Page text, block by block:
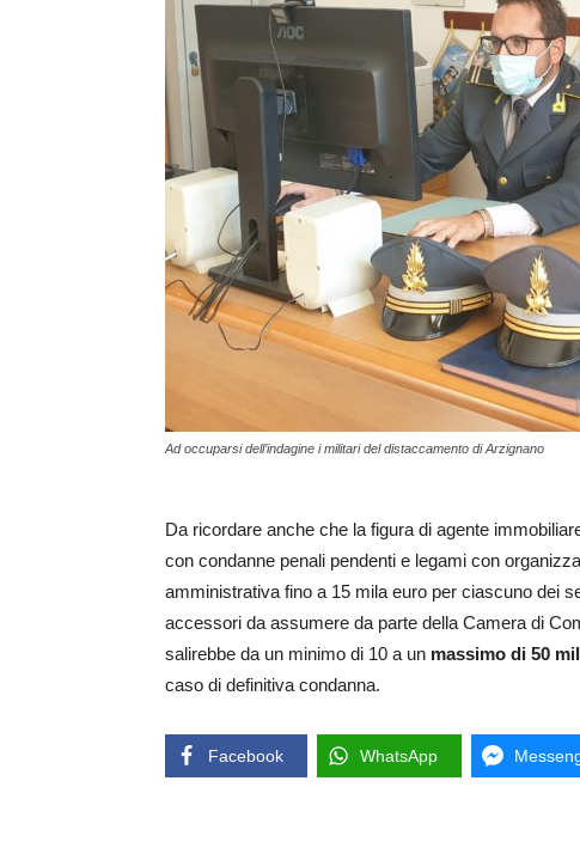
Ad occuparsi dell’indagine i militari del distaccamento di Arzignano
Da ricordare anche che la figura di agente
con condanne penali pendenti e legami con
amministrativa fino a 15 mila euro per ciascuno dei
accessori da assumere da parte della Camera di
salirebbe da un minimo di 10 a un massimo di 50
caso di definitiva condanna.
Facebook WhatsApp